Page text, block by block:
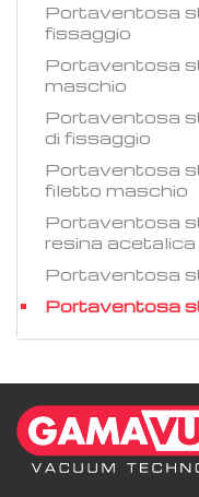
Portaventosa
fissaggio
Portaventosa
maschio
Portaventosa
di fissaggio
Portaventosa
filetto maschio
Portaventosa
resina acetalica
Portaventosa
Portaventosa